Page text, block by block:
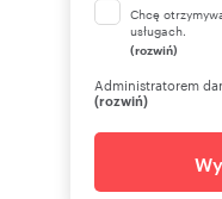
Chcę
usługach.
(rozwiń)
Administratorem
(rozwiń)